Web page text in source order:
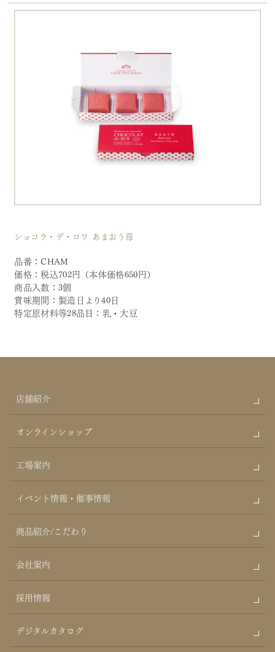
ショコラ・デ・ロワ あまおう苺
品番：CHAM
価格：税込702円（本体価格650円）
商品入数：3個
賞味期間：製造日より40日
特定原材料等28品目：乳・大豆
店舗紹介
オンラインショップ
工場案内
イベント情報・催事情報
商品紹介/こだわり
会社案内
採用情報
デジタルカタログ